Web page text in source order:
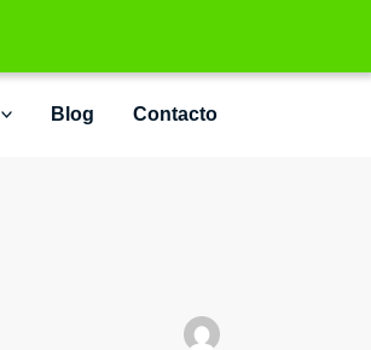
Blog Contacto